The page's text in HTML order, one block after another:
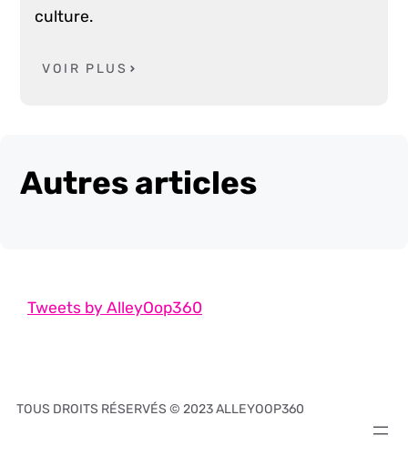
culture.
VOIR PLUS
Autres articles
Tweets by AlleyOop360
TOUS DROITS RÉSERVÉS © 2023 ALLEYOOP360